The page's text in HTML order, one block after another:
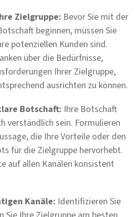
Zielgruppe: Bevor Sie mit der
beginnen, müssen Sie
potenziellen Kunden sind.
über die Bedürfnisse,
Ihrer Zielgruppe,
ausrichten zu können.
Botschaft: Ihre Botschaft
verständlich sein. Formulieren
die Ihre Vorteile oder den
für die Zielgruppe hervorhebt.
auf allen Kanälen konsistent
Kanäle: Identifizieren Sie